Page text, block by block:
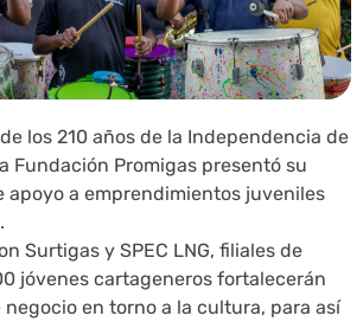
los 210 años de la Independencia de
Fundación Promigas presentó su
apoyo a emprendimientos juveniles
Surtigas y SPEC LNG, filiales de
jóvenes cartageneros fortalecerán
negocio en torno a la cultura, para así